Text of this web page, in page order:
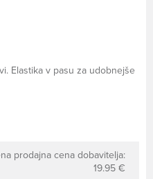
Elastika v pasu za udobnejše
prodajna cena dobavitelja:
19.95 €